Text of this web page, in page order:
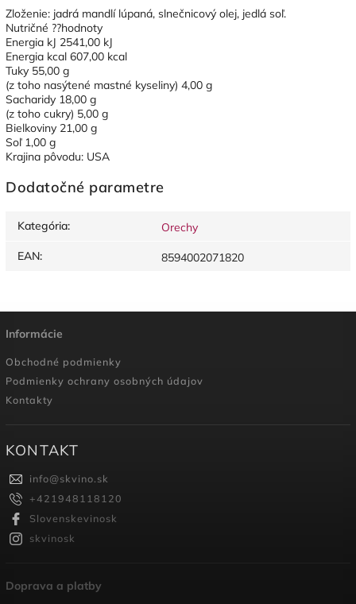
Zloženie: jadrá mandlí lúpaná, slnečnicový olej, jedlá soľ.
Nutričné ??hodnoty
Energia kJ 2541,00 kJ
Energia kcal 607,00 kcal
Tuky 55,00 g
(z toho nasýtené mastné kyseliny) 4,00 g
Sacharidy 18,00 g
(z toho cukry) 5,00 g
Bielkoviny 21,00 g
Soľ 1,00 g
Krajina pôvodu: USA
Dodatočné parametre
Kategória:
Orechy
EAN: 8594002071820
Informácie
Obchodné podmienky
Podmienky ochrany osobných údajov
Kontakty
KONTAKT
info@skvino.sk
+421948118120
Slovenskevinosk
skvinosk
Doprava a platby